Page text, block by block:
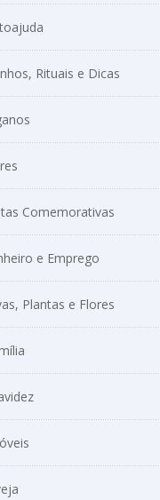
Rituais e Dicas
Comemorativas
e Emprego
Plantas e Flores